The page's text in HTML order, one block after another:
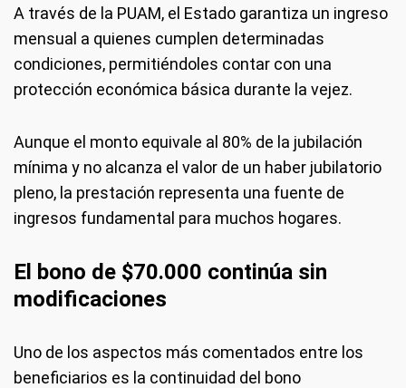
A través de la PUAM, el Estado garantiza un ingreso
mensual a quienes cumplen determinadas
condiciones, permitiéndoles contar con una
protección económica básica durante la vejez.
Aunque el monto equivale al 80% de la jubilación
mínima y no alcanza el valor de un haber jubilatorio
pleno, la prestación representa una fuente de
ingresos fundamental para muchos hogares.
El bono de $70.000 continúa sin
modificaciones
Uno de los aspectos más comentados entre los
beneficiarios es la continuidad del bono